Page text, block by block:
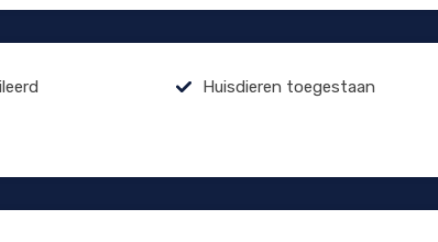
Huisdieren toegestaan